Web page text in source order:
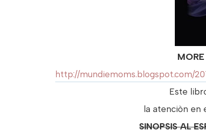
http://mundiemoms.blogspot.com/
Este
la atenciòn en
SINOPSIS AL